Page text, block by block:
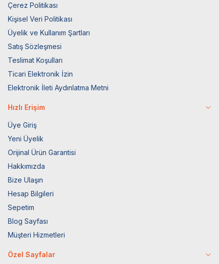
Çerez Politikası
Kişisel Veri Politikası
Üyelik ve Kullanım Şartları
Satış Sözleşmesi
Teslimat Koşulları
Ticari Elektronik İzin
Elektronik İleti Aydınlatma Metni
Hızlı Erişim
Üye Giriş
Yeni Üyelik
Orijinal Ürün Garantisi
Hakkımızda
Bize Ulaşın
Hesap Bilgileri
Sepetim
Blog Sayfası
Müşteri Hizmetleri
Özel Sayfalar